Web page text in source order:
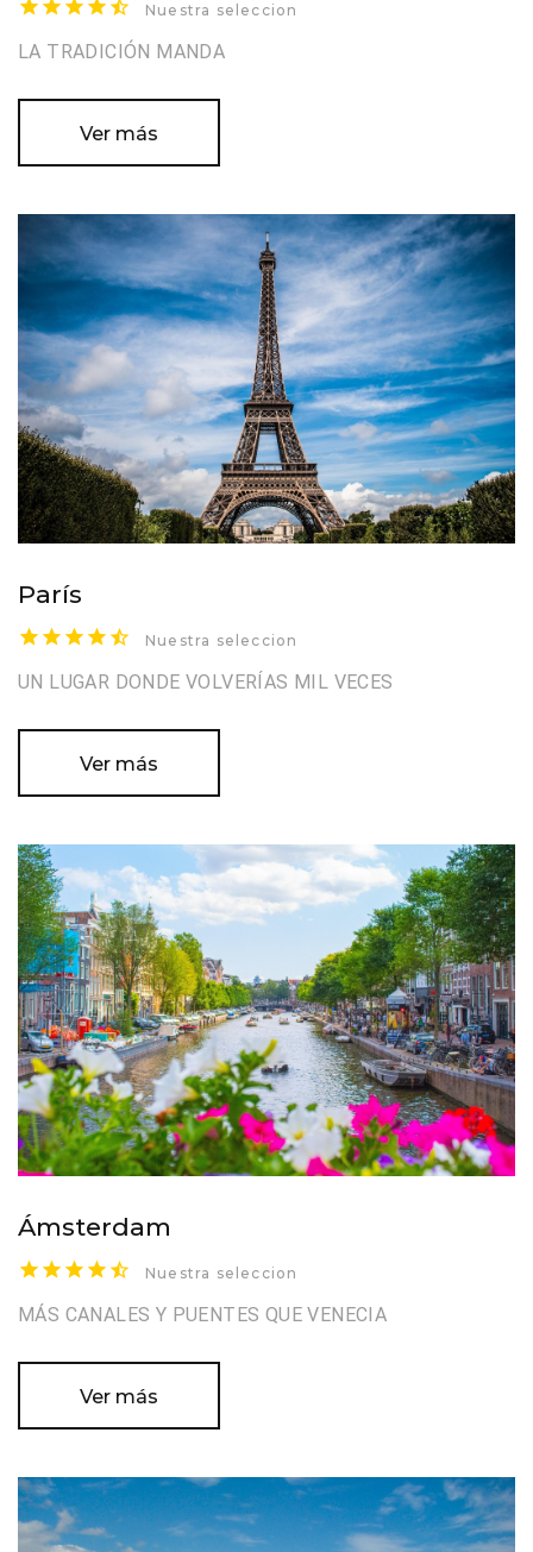
Nuestra seleccion
LA TRADICIÓN MANDA
Ver más
París
Nuestra seleccion
UN LUGAR DONDE VOLVERÍAS MIL VECES
Ver más
Ámsterdam
Nuestra seleccion
MÁS CANALES Y PUENTES QUE VENECIA
Ver más